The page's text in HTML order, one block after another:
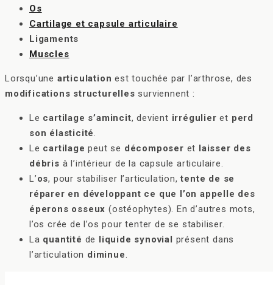
Os
Cartilage et capsule articulaire
Ligaments
Muscles
Lorsqu’une articulation est touchée par l’arthrose, des
modifications structurelles surviennent :
Le cartilage s’amincit, devient irrégulier et perd
son élasticité
Le cartilage peut se décomposer et laisser des
débris à l’intérieur de la capsule articulaire.
L’os, pour stabiliser l’articulation,tente de se
réparer en développant ce que l’on appelle des
éperons osseux (ostéophytes). En d’autres mots,
l’os crée de l’os pour tenter de se stabiliser.
La quantité de liquide synovial présent dans
l’articulation diminue